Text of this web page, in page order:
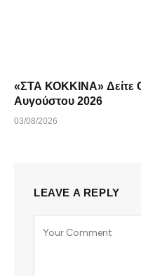
«ΣΤΑ ΚΟΚΚΙΝΑ» Δείτε
Αυγούστου 2026
03/08/2026
LEAVE A REPLY